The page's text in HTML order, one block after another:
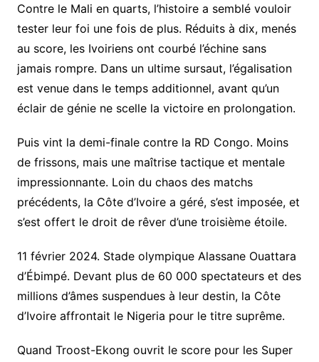
Contre le Mali en quarts, l’histoire a semblé vouloir
tester leur foi une fois de plus. Réduits à dix, menés
au score, les Ivoiriens ont courbé l’échine sans
jamais rompre. Dans un ultime sursaut, l’égalisation
est venue dans le temps additionnel, avant qu’un
éclair de génie ne scelle la victoire en prolongation.
Puis vint la demi-finale contre la RD Congo. Moins
de frissons, mais une maîtrise tactique et mentale
impressionnante. Loin du chaos des matchs
précédents, la Côte d’Ivoire a géré, s’est imposée, et
s’est offert le droit de rêver d’une troisième étoile.
11 février 2024. Stade olympique Alassane Ouattara
d’Ébimpé. Devant plus de 60 000 spectateurs et des
millions d’âmes suspendues à leur destin, la Côte
d’Ivoire affrontait le Nigeria pour le titre suprême.
Quand Troost-Ekong ouvrit le score pour les Super